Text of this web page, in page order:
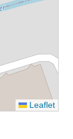
Leaflet